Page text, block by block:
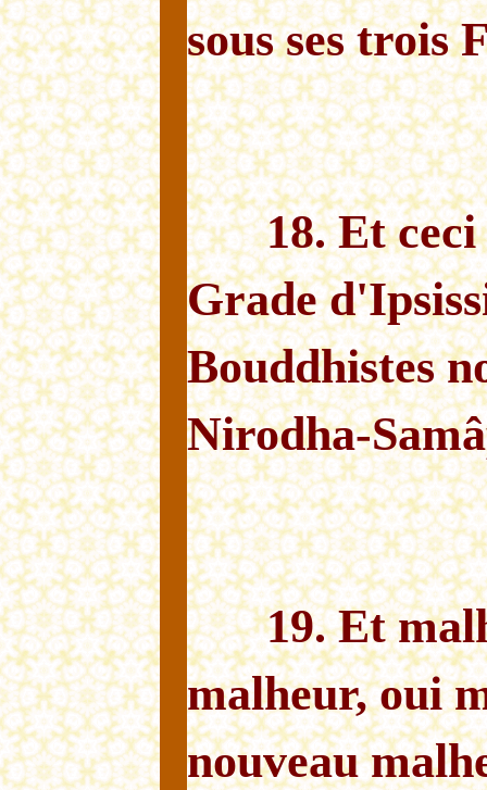
sous ses trois
18. Et
Grade
Bouddhistes
Nirodha-
19. Et
malheur, oui
nouveau